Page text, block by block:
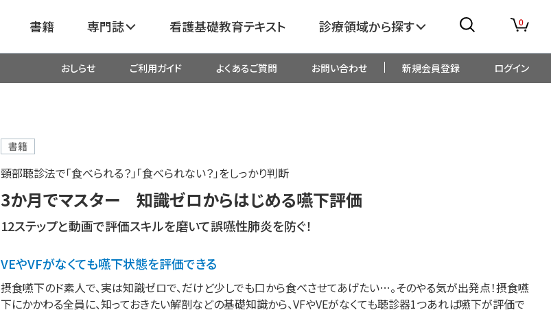
書籍 専門誌
看護
医学
看護基礎教育テキスト 診療領域から探す
がん
産科・婦人科・周産期・助産 新生児・小児
救命・救急 総合診療
栄養管理 超音波・画像・臨床検査 薬剤
0
おしらせ ご利用ガイド よくあるご質問 お問い合わせ 新規会員登録 ログイン
書籍
頸部聴診法で「食べられる？」「食べられない？」をしっかり判断
3か月でマスター 知識ゼロからはじめる嚥下評価
12ステップと動画で評価スキルを磨いて誤嚥性肺炎を防ぐ！
VEやVFがなくても嚥下状態を評価できる
摂食嚥下のド素人で、実は知識ゼロで、だけど少しでも口から食べさせてあげたい…。そのやる気が出発点！摂食嚥
下にかかわる全員に、知っておきたい解剖などの基礎知識から、VFやVEがなくても聴診器1つあれば嚥下が評価で